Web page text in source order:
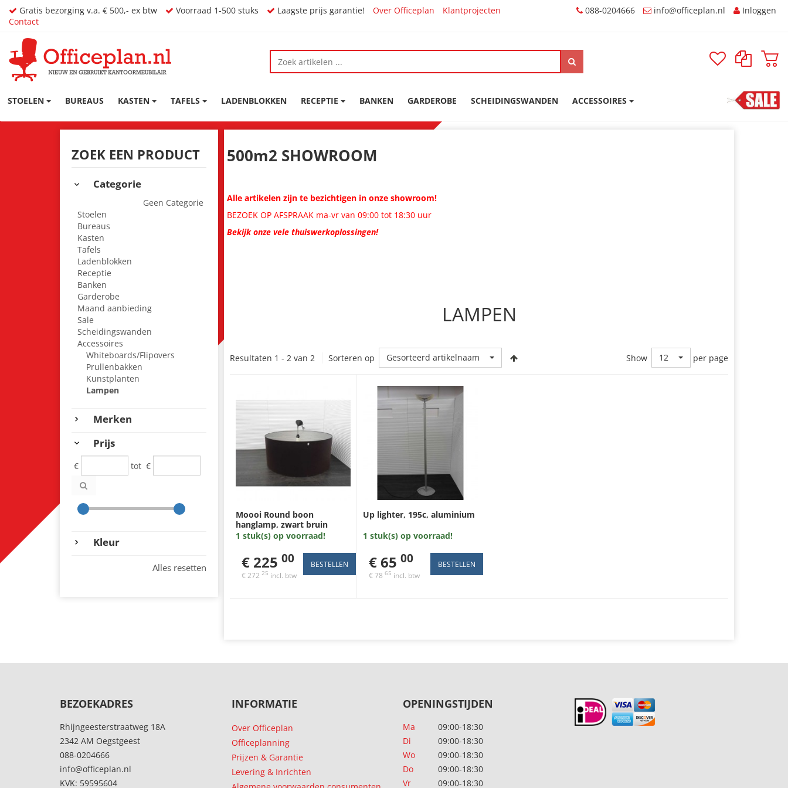
Gratis bezorging v.a. € 500,- ex btw Voorraad 1-500 stuks Laagste prijs garantie! Over Officeplan
Klantprojecten
Contact
088-0204666 Inloggen
STOELEN BUREAUS KASTEN TAFELS LADENBLOKKEN RECEPTIE BANKEN GARDEROBE SCHEIDINGSWANDEN ACCESSOIRES
500m2 SHOWROOM
Alle artikelen zijn te bezichtigen in onze showroom!
BEZOEK OP AFSPRAAK ma-vr van 09:00 tot 18:30 uur
Bekijk onze vele thuiswerkoplossingen!
LAMPEN
Resultaten 1 - 2 van 2 Sorteren op Gesorteerd artikelnaam Show 12 per page
Moooi Round boon
hanglamp, zwart bruin
1 stuk(s) op voorraad!
€ 225 00
€ 272 25 incl. btw
Up lighter, 195c, aluminium
1 stuk(s) op voorraad!
€ 65 00
€ 78 65 incl. btw
ZOEK EEN PRODUCT
Categorie
Geen Categorie
Stoelen
Bureaus
Kasten
Tafels
Ladenblokken
Receptie
Banken
Garderobe
Maand aanbieding
Sale
Scheidingswanden
Accessoires
Whiteboards/Flipovers
Prullenbakken
Kunstplanten
Lampen
Merken
Prijs
€ tot €
Kleur
Alles resetten
BEZOEKADRES
Rhijngeesterstraatweg 18A
2342 AM Oegstgeest
088-0204666
info@officeplan.nl
KVK: 59595604
INFORMATIE
Over Officeplan
Officeplanning
Prijzen & Garantie
Levering & Inrichten
OPENINGSTIJDEN
Ma
09:00-18:30
Di
09:00-18:30
Wo
09:00-18:30
Do
09:00-18:30
Vr
09:00-18:30